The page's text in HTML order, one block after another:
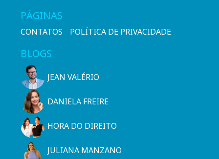
PÁGINAS
CONTATOS POLÍTICA DE PRIVACIDADE
BLOGS
JEAN VALÉRIO
DANIELA FREIRE
HORA DO DIREITO
JULIANA MANZANO